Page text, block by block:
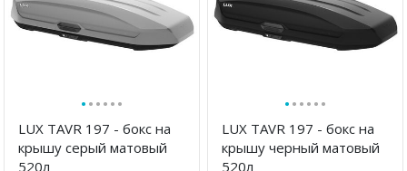
······
LUX TAVR 197 - бокс на
крышу серый матовый
520л
······
LUX TAVR 197 - бокс на
крышу черный матовый
520л